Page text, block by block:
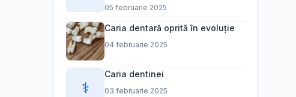
05 februarie 2025
Caria dentară oprită în evoluție
04 februarie 2025
⚕️
Caria dentinei
03 februarie 2025